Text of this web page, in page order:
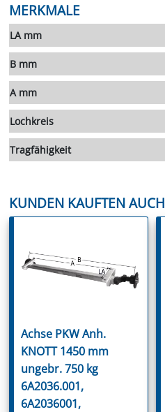
MERKMALE
LA mm
B mm
A mm
Lochkreis
Tragfähigkeit
KUNDEN KAUFTEN AUCH
Achse PKW Anh.
KNOTT 1450 mm
ungebr. 750 kg
6A2036.001,
6A2036001,